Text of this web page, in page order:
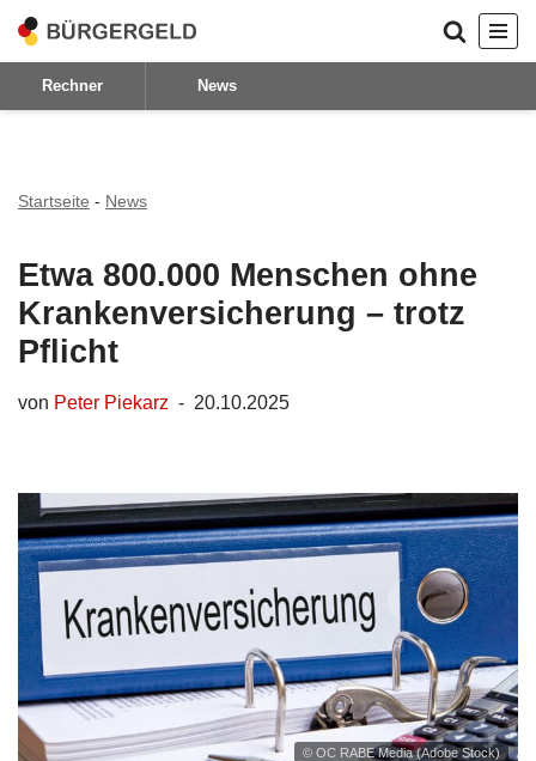
Zum
Inhalt
Rechner News
Startseite - News
Etwa 800.000 Menschen ohne
Krankenversicherung – trotz
Pflicht
von Peter Piekarz 20.10.2025
© OC RABE Media (Adobe Stock)